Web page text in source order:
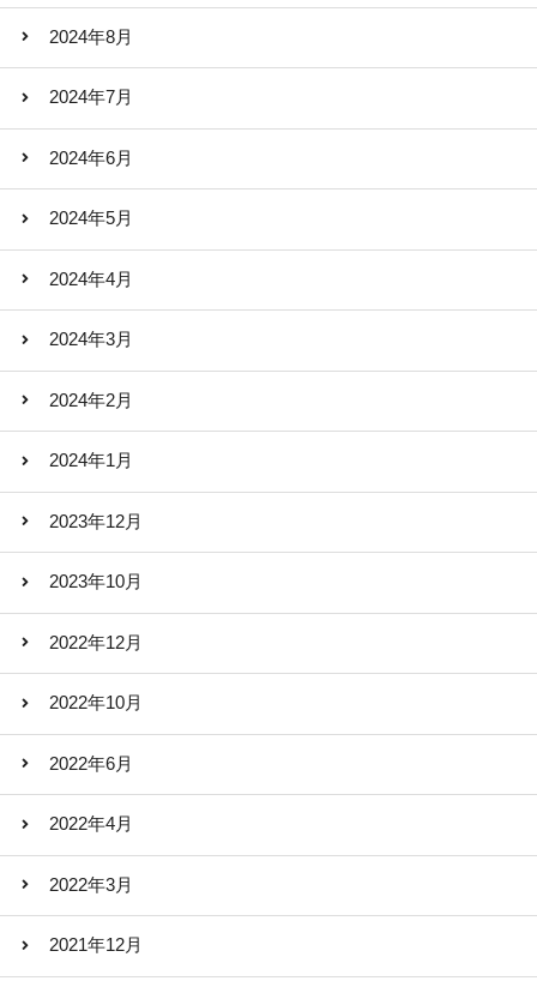
2024年8月
2024年7月
2024年6月
2024年5月
2024年4月
2024年3月
2024年2月
2024年1月
2023年12月
2023年10月
2022年12月
2022年10月
2022年6月
2022年4月
2022年3月
2021年12月